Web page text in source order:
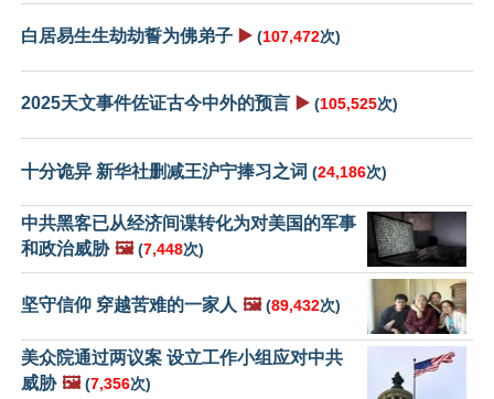
白居易生生劫劫誓为佛弟子 ▶️ (107,472次)
2025天文事件佐证古今中外的预言 ▶️ (105,525次)
十分诡异 新华社删减王沪宁捧习之词 (24,186次)
中共黑客已从经济间谍转化为对美国的军事
和政治威胁 🖼️ (7,448次)
坚守信仰 穿越苦难的一家人 🖼️ (89,432次)
美众院通过两议案 设立工作小组应对中共
威胁 🖼️ (7,356次)